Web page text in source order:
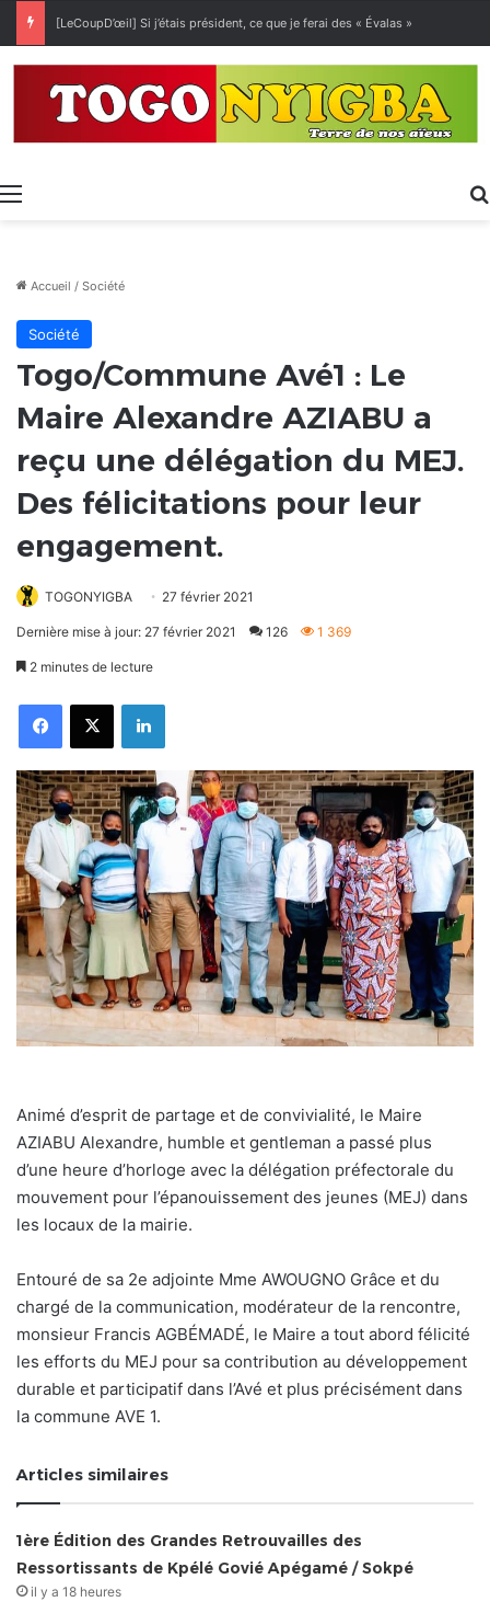
[LeCoupD’œil] Si j’étais président, ce que je ferai des « Évalas »
Menu
Accueil / Société
Société
Togo/Commune Avé1 : Le
Maire Alexandre AZIABU a
reçu une délégation du MEJ.
Des félicitations pour leur
engagement.
TOGONYIGBA 27 février 2021
Dernière mise à jour: 27 février 2021 126 1 369
2 minutes de lecture
FacebookX Linkedin
Animé d’esprit de partage et de convivialité, le Maire
AZIABU Alexandre, humble et gentleman a passé plus
d’une heure d’horloge avec la délégation préfectorale du
mouvement pour l’épanouissement des jeunes (MEJ) dans
les locaux de la mairie.
Entouré de sa 2e adjointe Mme AWOUGNO Grâce et du
chargé de la communication, modérateur de la rencontre,
monsieur Francis AGBÉMADÉ, le Maire a tout abord félicité
les efforts du MEJ pour sa contribution au développement
durable et participatif dans l’Avé et plus précisément dans
la commune AVE 1.
Articles similaires
1ère Édition des Grandes Retrouvailles des
Ressortissants de Kpélé Govié Apégamé / Sokpé
il y a 18 heures